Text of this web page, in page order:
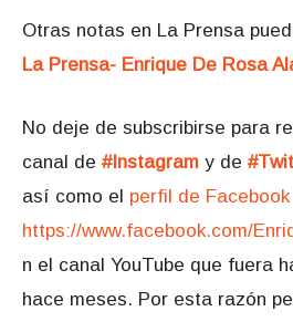
Otras notas en La Prensa
La Prensa- Enrique De Rosa
No deje de subscribirse para
canal de #Instagram y de
así como el perfil de Facebook
https://www.facebook.com/
n el canal YouTube que fuera
hace meses. Por esta razón